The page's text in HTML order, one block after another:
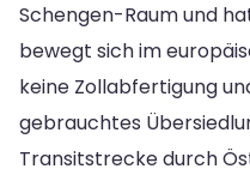
Schengen-Raum und
bewegt sich im
keine Zollabfertigung
gebrauchtes
Transitstrecke durch